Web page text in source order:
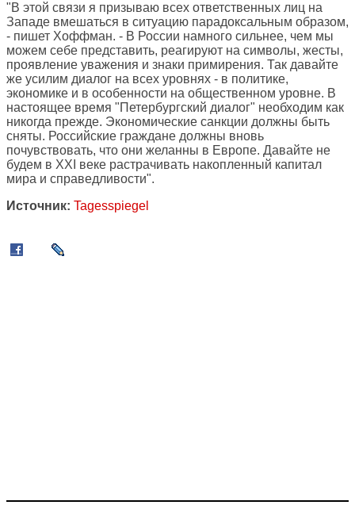
"В этой связи я призываю всех ответственных лиц на
Западе вмешаться в ситуацию парадоксальным образом,
- пишет Хоффман. - В России намного сильнее, чем мы
можем себе представить, реагируют на символы, жесты,
проявление уважения и знаки примирения. Так давайте
же усилим диалог на всех уровнях - в политике,
экономике и в особенности на общественном уровне. В
настоящее время "Петербургский диалог" необходим как
никогда прежде. Экономические санкции должны быть
сняты. Российские граждане должны вновь
почувствовать, что они желанны в Европе. Давайте не
будем в XXI веке растрачивать накопленный капитал
мира и справедливости".
Источник: Tagesspiegel